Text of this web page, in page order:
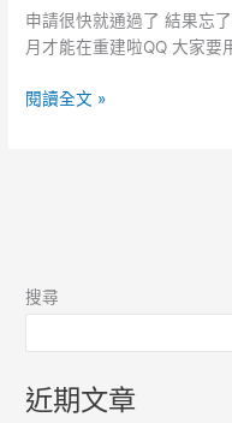
譯
吧
申請很快就通過了 結果忘
月才能在重建啦QQ 大家要
Vultr
Tier
閱讀全文 »
搜尋
近期文章